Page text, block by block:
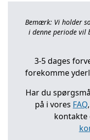
Bemærk: Vi holder
i denne periode vil
3-5 dages
forekomme
Har du
på i vores FAQ
kontakte